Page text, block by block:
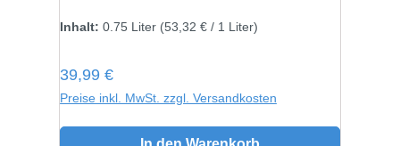
Inhalt: 0.75 Liter (53,32 € / 1 Liter)
Regulärer Preis:
39,99 €
Preise inkl. MwSt. zzgl. Versandkosten